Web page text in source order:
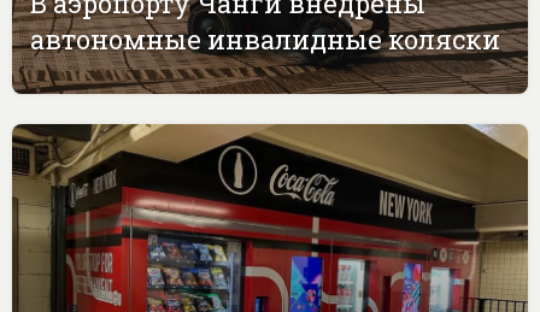
автономные инвалидные коляски